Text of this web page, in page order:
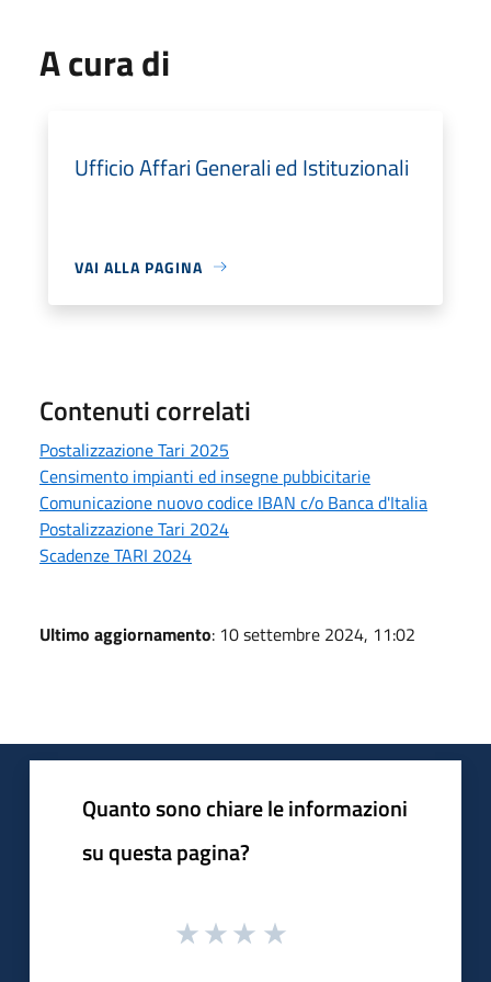
A cura di
Ufficio Affari Generali ed Istituzionali
VAI ALLA PAGINA
Contenuti correlati
Postalizzazione Tari 2025
Censimento impianti ed insegne pubbicitarie
Comunicazione nuovo codice IBAN c/o Banca d'Italia
Postalizzazione Tari 2024
Scadenze TARI 2024
Ultimo aggiornamento: 10 settembre 2024, 11:02
Quanto sono chiare le informazioni
su questa pagina?